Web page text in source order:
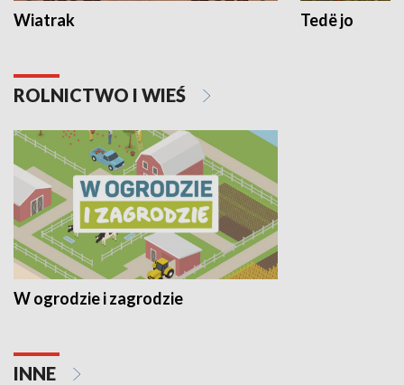
Wiatrak Tedë jo
ROLNICTWO I WIEŚ
W ogrodzie i zagrodzie
INNE